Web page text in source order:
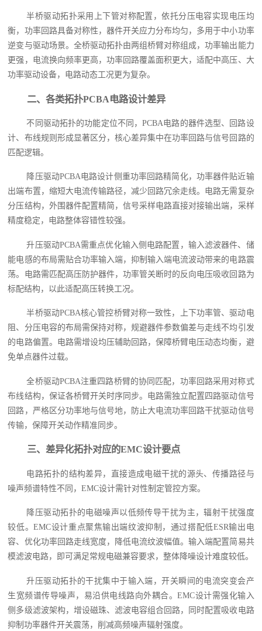
半桥驱动拓扑采用上下管对称配置，依托分压电容实现电压均
衡，功率回路具备对称性，器件开关应力分布均匀，多用于中小功率
逆变与驱动场景。全桥驱动拓扑由两组桥臂对称组成，功率输出能力
更强，电流换向频率更高，功率回路覆盖面积更大，适配中高压、大
功率驱动设备，电路动态工况更为复杂。
二、各类拓扑PCBA电路设计差异
不同驱动拓扑的功能定位不同，PCBA电路的器件选型、回路设
计、布线规则形成显著区分，核心差异集中在功率回路与信号回路的
匹配逻辑。
降压驱动PCBA电路设计侧重功率回路精简化，功率器件贴近输
出端布置，缩短大电流传输路径，减少回路冗余走线。电路无需复杂
分压结构，外围器件配置精简，信号采样电路直接对接输出端，采样
精度稳定，电路整体容错性较强。
升压驱动PCBA需重点优化输入侧电路配置，输入滤波器件、储
能电感的布局需贴合功率输入端，抑制输入端电流波动带来的电路震
荡。电路需匹配高压防护器件，功率管关断时的反向电压吸收回路为
标配结构，以此适配高压转换工况。
半桥驱动PCBA核心管控桥臂对称一致性，上下功率管、驱动电
阻、分压电容的布局需保持对称，规避器件参数偏差与走线不均引发
的电路偏置。电路需增设均压辅助回路，保障桥臂电压动态均衡，避
免单点器件过载。
全桥驱动PCBA注重四路桥臂的协同匹配，功率回路采用对称式
布线结构，保证各桥臂开关时序同步。电路需独立配置四路驱动信号
回路，严格区分功率地与信号地，防止大电流功率回路干扰驱动信号
传输，保障开关动作精准同步。
三、差异化拓扑对应的EMC设计要点
电路拓扑的结构差异，直接造成电磁干扰的源头、传播路径与
噪声频谱特性不同，EMC设计需针对性制定管控方案。
降压驱动拓扑的电磁噪声以低频传导干扰为主，辐射干扰强度
较低。EMC设计重点聚焦输出端纹波抑制，通过搭配低ESR输出电
容、优化功率回路走线宽度，降低电流纹波幅值。输入端配置简易共
模滤波电路，即可满足常规电磁兼容要求，整体降噪设计难度较低。
升压驱动拓扑的干扰集中于输入端，开关瞬间的电流突变会产
生宽频谱传导噪声，易沿供电线路向外耦合。EMC设计需强化输入
侧多级滤波架构，增设磁珠、滤波电容组合回路，同时配置吸收电路
抑制功率器件开关震荡，削减高频噪声辐射强度。